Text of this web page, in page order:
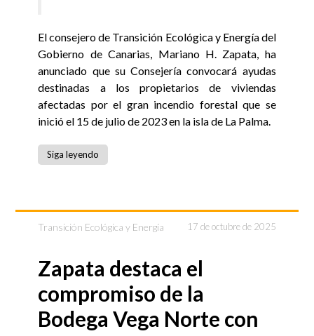
El consejero de Transición Ecológica y Energía del
Gobierno de Canarias, Mariano H. Zapata, ha
anunciado que su Consejería convocará ayudas
destinadas a los propietarios de viviendas
afectadas por el gran incendio forestal que se
inició el 15 de julio de 2023 en la isla de La Palma.
Siga leyendo
Transición Ecológica y Energía 17 de octubre de 2025
Zapata destaca el
compromiso de la
Bodega Vega Norte con